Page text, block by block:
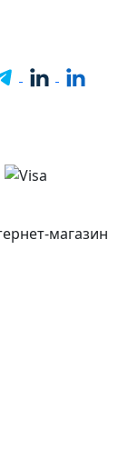
магазин